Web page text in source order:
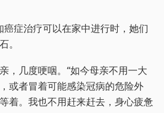
症治疗可以在家中进行时，她们
。
，几度哽咽。“如今母亲不用一大
或者冒着可能感染冠病的危险外
着。我也不用赶来赶去，身心疲惫